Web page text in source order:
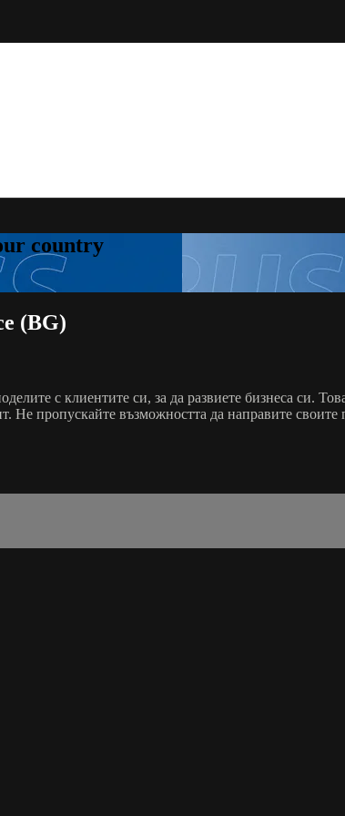
country
(BG)
с клиентите си, за да развиете бизнеса си.
Не пропускайте възможността да направите